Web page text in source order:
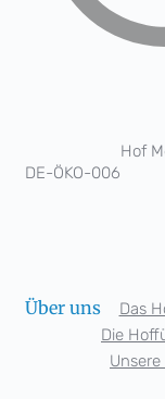
DE-ÖKO-006
Hof
Über uns
Das
Die
Unsere